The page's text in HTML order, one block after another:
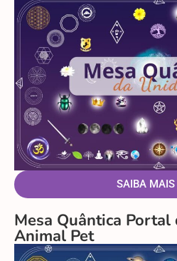
SAIBA MAIS
Mesa Quântica Portal
Animal Pet